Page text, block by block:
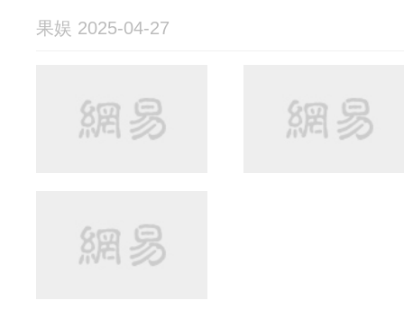
果娱 2025-04-27